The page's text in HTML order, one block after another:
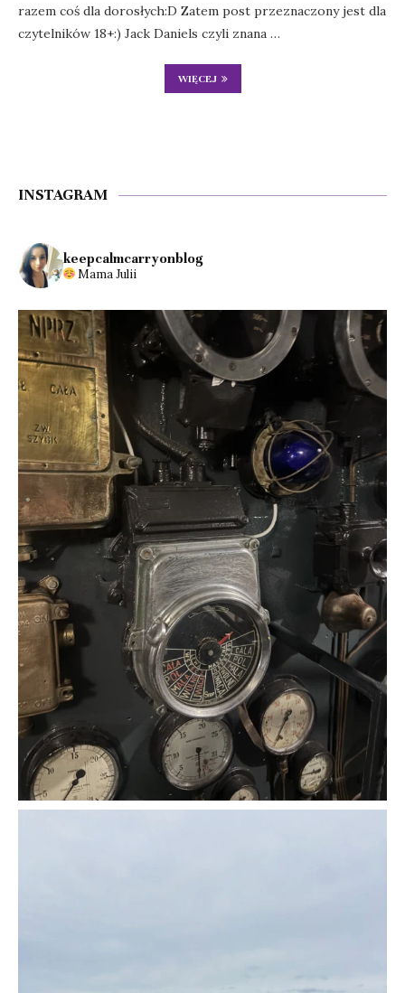
razem coś dla dorosłych:D Zatem post przeznaczony jest dla
czytelników 18+:) Jack Daniels czyli znana …
WIĘCEJ
INSTAGRAM
keepcalmcarryonblog
Mama Julii